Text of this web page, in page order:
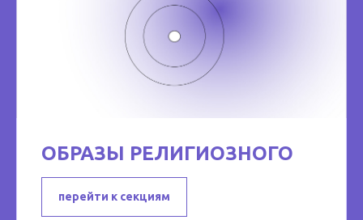
ОБРАЗЫ РЕЛИГИОЗНОГО
перейти к секциям